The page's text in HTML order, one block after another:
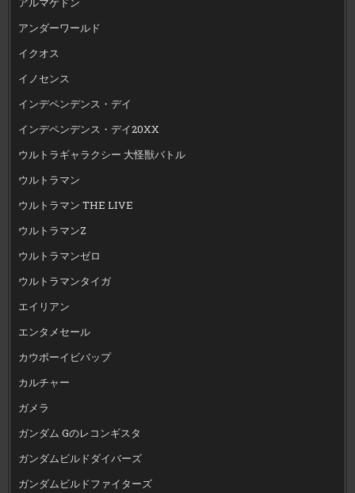
アンダーワールド
イクオス
イノセンス
インデペンデンス・デイ
インデペンデンス・デイ20XX
ウルトラギャラクシー 大怪獣バトル
ウルトラマン
ウルトラマン THE LIVE
ウルトラマンZ
ウルトラマンゼロ
ウルトラマンタイガ
エイリアン
エンタメセール
カウボーイビバップ
カルチャー
ガメラ
ガンダム Gのレコンギスタ
ガンダムビルドダイバーズ
ガンダムビルドファイターズ